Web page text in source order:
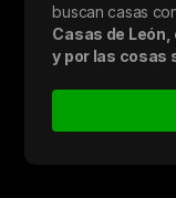
buscan casas
Casas de
y por las cosas